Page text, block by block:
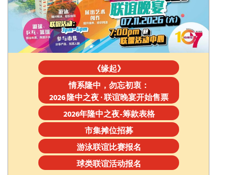
《缘起》
情系隆中，勿忘初衷：
2026 隆中之夜 · 联谊晚宴开始售票
2026年隆中之夜-筹款表格
市集摊位招募
游泳联谊比赛报名
球类联谊活动报名